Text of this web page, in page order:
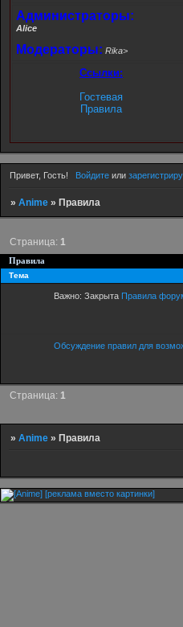
Администраторы:
Alice
Модераторы: Rika>
Ссылки:
Гостевая
Правила
Привет, Гость! Войдитеили
»Anime » Правила
Правила
Страница: 1
Тема
Важно: Закрыта Правила
Обсуждение правил для
Страница: 1
»Anime »Правила
[реклама вместо картинки]